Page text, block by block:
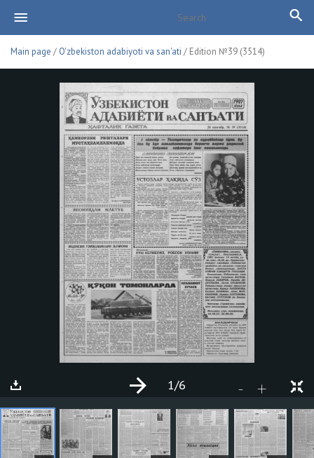
Main page / O'zbekiston adabiyoti va san'ati / Edition №39 (3514)
- +
1/6
ARTICLES